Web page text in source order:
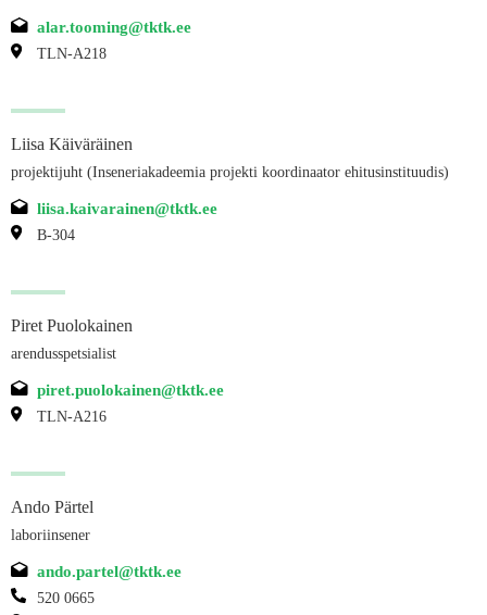
alar.tooming@tktk.ee
TLN-A218
Liisa Käiväräinen
projektijuht (Inseneriakadeemia projekti koordinaator ehitusinstituudis)
liisa.kaivarainen@tktk.ee
B-304
Piret Puolokainen
arendusspetsialist
piret.puolokainen@tktk.ee
TLN-A216
Ando Pärtel
laboriinsener
ando.partel@tktk.ee
520 0665